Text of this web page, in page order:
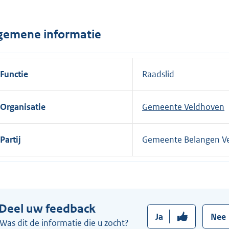
n
:
informatie
Functie Raadslid
Organisatie Gemeente Veldhoven
Partij Gemeente Belangen
uw feedback
Was dit de informatie die u zocht?
Ja Nee